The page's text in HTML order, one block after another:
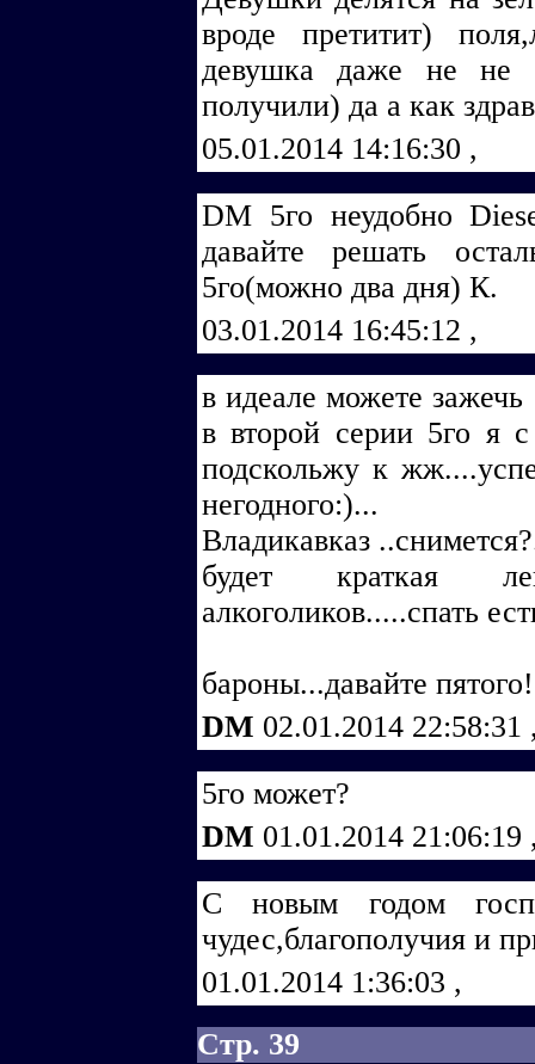
вроде претитит)
девушка даже не не
получили) да а как
05.01.2014 14:16:30 ,
DМ 5го неудобно
давайте решать
5го(можно два дня) К.
03.01.2014 16:45:12 ,
в идеале можете
в второй серии 5го я
подскольжу к
негодного:)...
Владикавказ
будет краткая
алкоголиков.....спать
бароны...давайте
DM 02.01.2014 22:58:31
5го может?
DM 01.01.2014 21:06:19
С новым годом
чудес,благополучия и
01.01.2014 1:36:03 ,
Стр. 39